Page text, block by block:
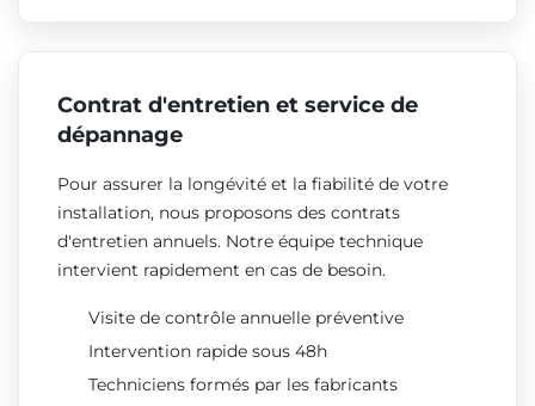
Contrat d'entretien et service de
dépannage
Pour assurer la longévité et la fiabilité de votre
installation, nous proposons des contrats
d'entretien annuels. Notre équipe technique
intervient rapidement en cas de besoin.
Visite de contrôle annuelle préventive
Intervention rapide sous 48h
Techniciens formés par les fabricants